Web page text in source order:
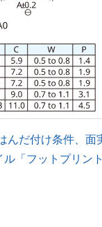
んだ付け条件、面
ル「フットプリン